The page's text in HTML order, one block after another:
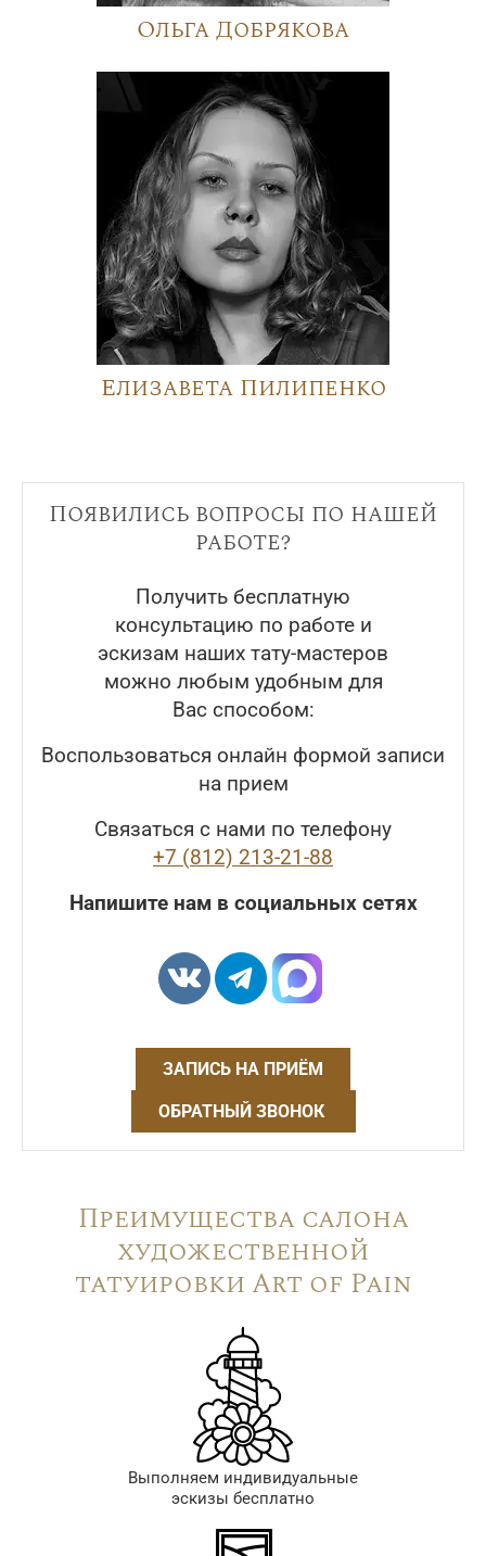
Ольга Добрякова
Елизавета Пилипенко
Появились вопросы по нашей
работе?
Получить бесплатную
консультацию по работе и
эскизам наших тату-мастеров
можно любым удобным для
Вас способом:
Воспользоваться онлайн формой записи
на прием
Связаться с нами по телефону
+7 (812) 213-21-88
Напишите нам в социальных сетях
ЗАПИСЬ НА ПРИЁМ
ОБРАТНЫЙ ЗВОНОК
Преимущества салона
художественной
татуировки Art of Pain
Выполняем индивидуальные
эскизы бесплатно